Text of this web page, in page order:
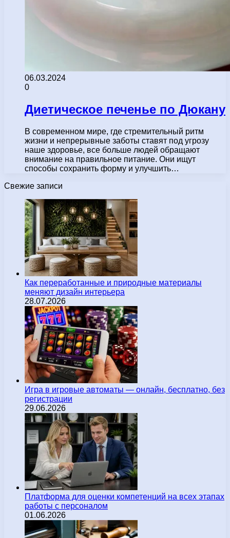
06.03.2024
0
Диетическое печенье по Дюкану
В современном мире, где стремительный ритм
жизни и непрерывные заботы ставят под угрозу
наше здоровье, все больше людей обращают
внимание на правильное питание. Они ищут
способы сохранить форму и улучшить…
Свежие записи
Как переработанные и природные материалы
меняют дизайн интерьера
28.07.2026
Игра в игровые автоматы — онлайн, бесплатно, без
регистрации
29.06.2026
Платформа для оценки компетенций на всех этапах
работы с персоналом
01.06.2026